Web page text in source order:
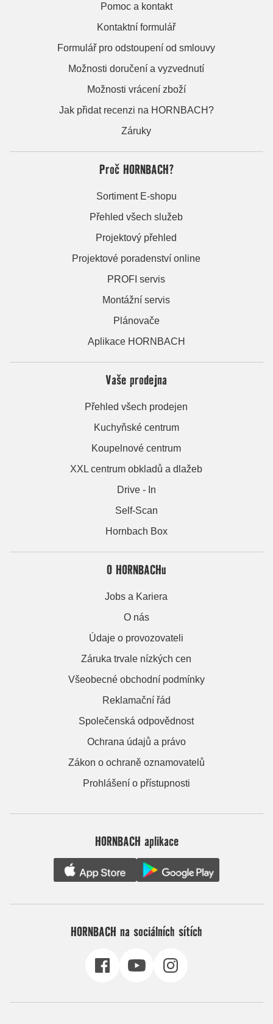
Pomoc a kontakt
Kontaktní formulář
Formulář pro odstoupení od smlouvy
Možnosti doručení a vyzvednutí
Možnosti vrácení zboží
Jak přidat recenzi na HORNBACH?
Záruky
Proč HORNBACH?
Sortiment E-shopu
Přehled všech služeb
Projektový přehled
Projektové poradenství online
PROFI servis
Montážní servis
Plánovače
Aplikace HORNBACH
Vaše prodejna
Přehled všech prodejen
Kuchyňské centrum
Koupelnové centrum
XXL centrum obkladů a dlažeb
Drive - In
Self-Scan
Hornbach Box
O HORNBACHu
Jobs a Kariera
O nás
Údaje o provozovateli
Záruka trvale nízkých cen
Všeobecné obchodní podmínky
Reklamační řád
Společenská odpovědnost
Ochrana údajů a právo
Zákon o ochraně oznamovatelů
Prohlášení o přístupnosti
HORNBACH aplikace
HORNBACH na sociálních sítích